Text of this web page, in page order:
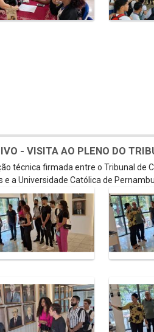
- VISITA AO PLENO DO
técnica firmada entre o Tribunal de
a Universidade Católica de